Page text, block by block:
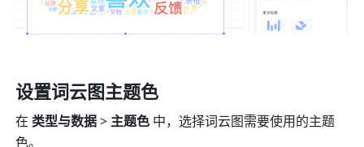
设置词云图主题色
在 类型与数据 > 主题色 中，选择词云图需要使用的主题